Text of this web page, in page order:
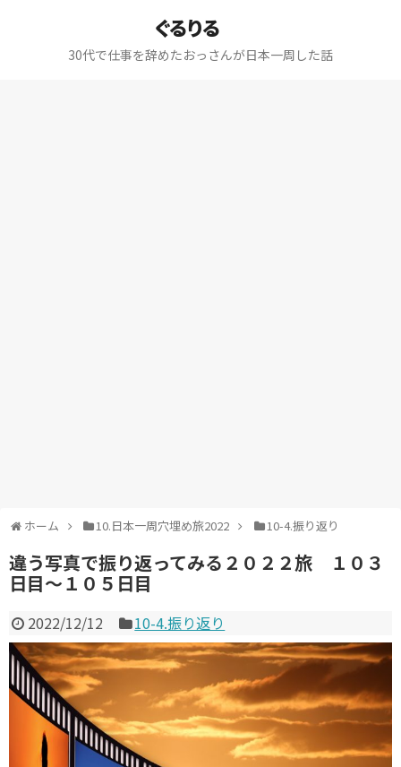
ぐるりる
30代で仕事を辞めたおっさんが日本一周した話
ホーム 10.日本一周穴埋め旅2022 10-4.振り返り
違う写真で振り返ってみる２０２２旅 １０３
日目～１０５日目
2022/12/12 10-4.振り返り